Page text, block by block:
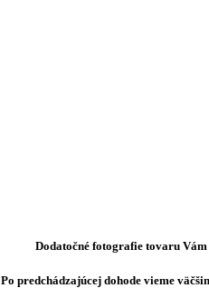
Dodatočné fotografie tovaru
Po predchádzajúcej dohode vieme